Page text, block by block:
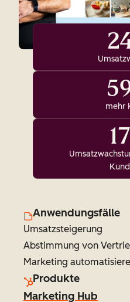
mehr
Anwendungsfälle
Umsatzsteigerung
Abstimmung von
Marketing
Produkte
Marketing Hub